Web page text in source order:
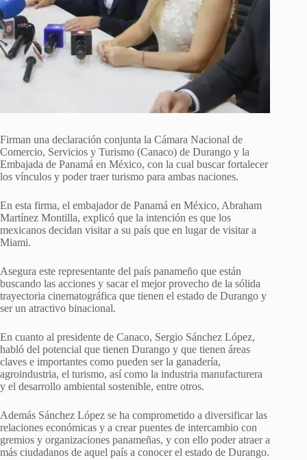
Firman una declaración conjunta la Cámara Nacional de
Comercio, Servicios y Turismo (Canaco) de Durango y la
Embajada de Panamá en México, con la cual buscar fortalecer
los vínculos y poder traer turismo para ambas naciones.
En esta firma, el embajador de Panamá en México, Abraham
Martínez Montilla, explicó que la intención es que los
mexicanos decidan visitar a su país que en lugar de visitar a
Miami.
Asegura este representante del país panameño que están
buscando las acciones y sacar el mejor provecho de la sólida
trayectoria cinematográfica que tienen el estado de Durango y
ser un atractivo binacional.
En cuanto al presidente de Canaco, Sergio Sánchez López,
habló del potencial que tienen Durango y que tienen áreas
claves e importantes como pueden ser la ganadería,
agroindustria, el turismo, así como la industria manufacturera
y el desarrollo ambiental sostenible, entre otros.
Además Sánchez López se ha comprometido a diversificar las
relaciones económicas y a crear puentes de intercambio con
gremios y organizaciones panameñas, y con ello poder atraer a
más ciudadanos de aquel país a conocer el estado de Durango.